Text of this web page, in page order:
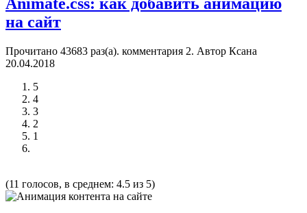
Animate.css: как добавить анимацию
на сайт
Прочитано 43683 раз(a). комментария 2. Автор Ксана
20.04.2018
5
4
3
2
1
(11 голосов, в среднем: 4.5 из 5)